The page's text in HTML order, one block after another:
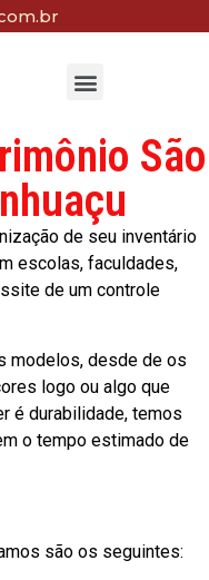
São
de seu inventário
escolas, faculdades,
de um controle
modelos, desde de os
logo ou algo que
é durabilidade, temos
o tempo estimado de
são os seguintes: